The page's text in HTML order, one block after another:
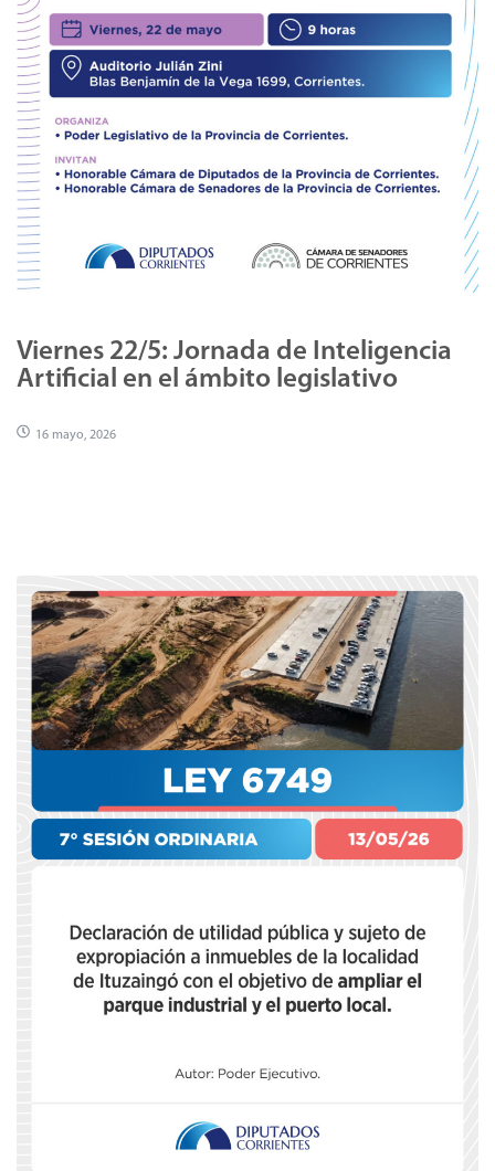
Viernes 22/5: Jornada de Inteligencia
Artificial en el ámbito legislativo
16 mayo, 2026